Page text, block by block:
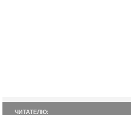
ЧИТАТЕЛЮ: